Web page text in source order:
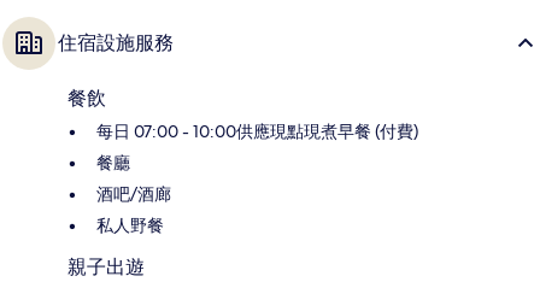
住宿設施服務
餐飲
每日 07:00 - 10:00供應現點現煮早餐 (付費)
餐廳
酒吧/酒廊
私人野餐
親子出遊